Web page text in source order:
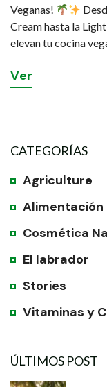
Veganas!
Cream hasta la
elevan tu cocina
Ver
CATEGORÍAS
Agriculture
Alimentación
Cosmética
El labrador
Stories
Vitaminas y
ÚLTIMOS POST